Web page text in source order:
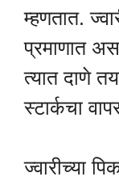
म्हणतात.
प्रमाणात
त्यात दाणे
स्टार्कचा
ज्वारीच्या